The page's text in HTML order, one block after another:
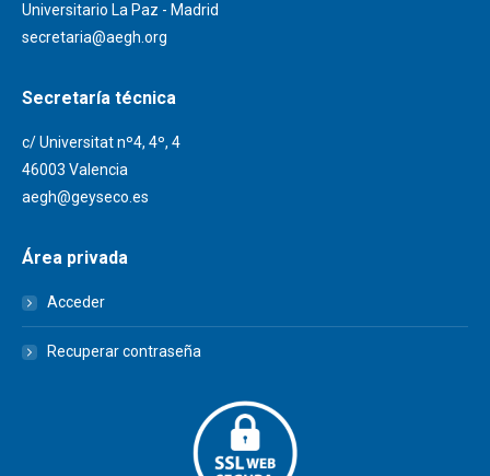
Universitario La Paz - Madrid
secretaria@aegh.org
Secretaría técnica
c/ Universitat nº4, 4º, 4
46003 Valencia
aegh@geyseco.es
Área privada
Acceder
Recuperar contraseña